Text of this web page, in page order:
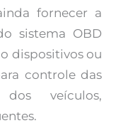
fornecer a
sistema OBD
dispositivos ou
controle das
dos veículos,